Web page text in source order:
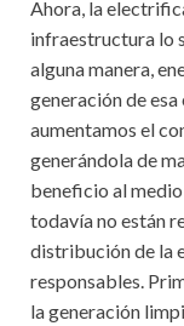
Ahora, la
infraestructura lo
alguna manera,
generación de
aumentamos el
generándola de
beneficio al medio
todavía no están
distribución de la
responsables.
la generación